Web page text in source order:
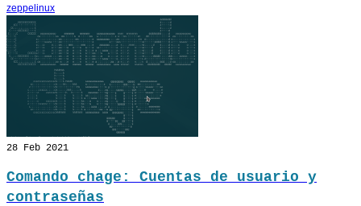
zeppelinux
28 Feb 2021
Comando chage: Cuentas de usuario y
contraseñas